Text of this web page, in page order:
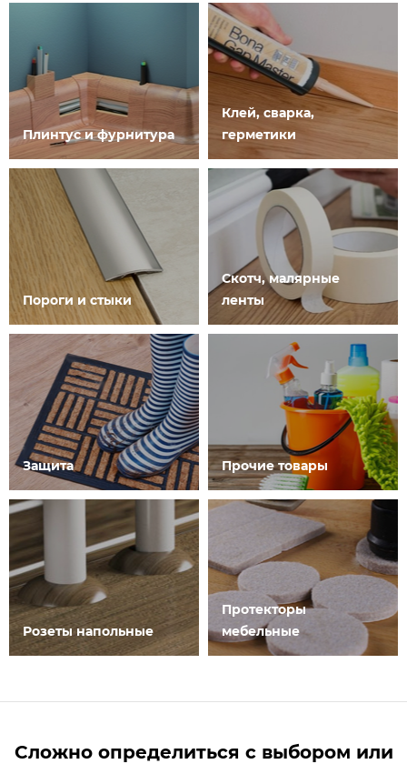
Плинтус и фурнитура
Клей, сварка,
герметики
Пороги и стыки
Скотч, малярные
ленты
Защита Прочие товары
Розеты напольные
Протекторы
мебельные
Сложно определиться с выбором или